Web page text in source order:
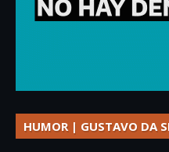
HUMOR | GUSTAVO DA